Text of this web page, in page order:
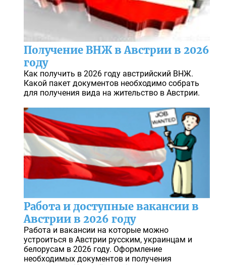
Получение ВНЖ в Австрии в 2026
году
Как получить в 2026 году австрийский ВНЖ.
Какой пакет документов необходимо собрать
для получения вида на жительство в Австрии.
Работа и доступные вакансии в
Австрии в 2026 году
Работа и вакансии на которые можно
устроиться в Австрии русским, украинцам и
белорусам в 2026 году. Оформление
необходимых документов и получения